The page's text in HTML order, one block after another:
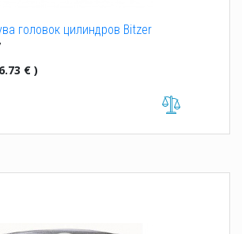
головок цилиндров Bitzer
€ )